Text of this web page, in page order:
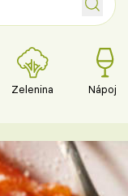
Zelenina Nápoje